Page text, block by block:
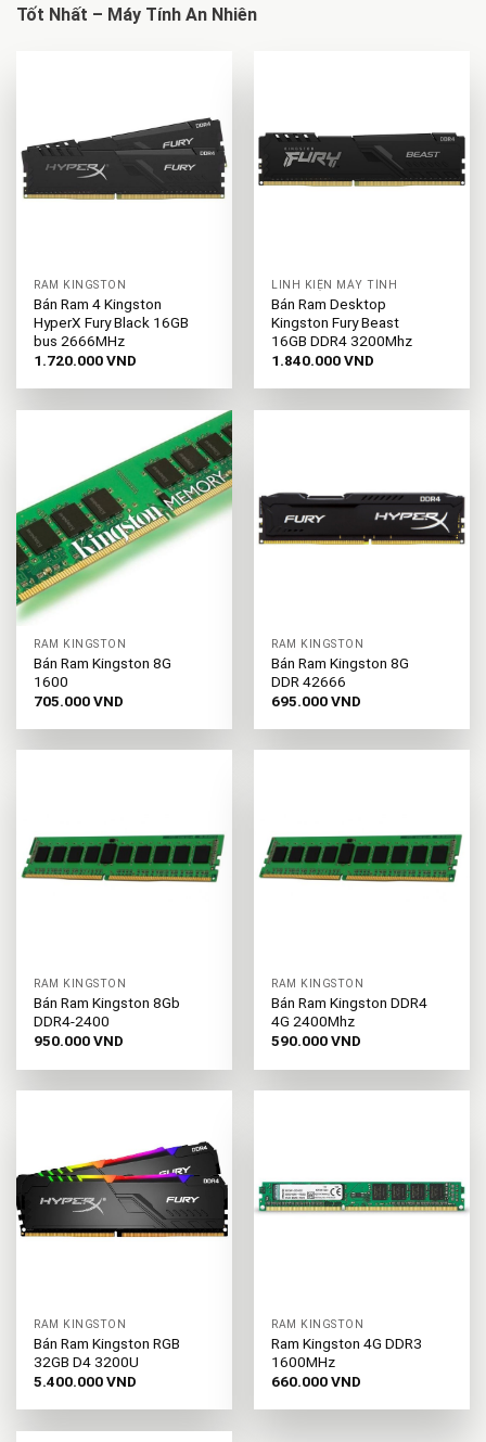
Tốt Nhất – Máy Tính An Nhiên
RAM KINGSTON
Bán Ram 4 Kingston
HyperX Fury Black 16GB
bus 2666MHz
1.720.000VND
LINH KIỆN MÁY TÍNH
Bán Ram Desktop
Kingston Fury Beast
16GB DDR4 3200Mhz
1.840.000VND
RAM KINGSTON
Bán Ram Kingston 8G
1600
705.000VND
RAM KINGSTON
Bán Ram Kingston 8G
DDR 42666
695.000VND
RAM KINGSTON
Bán Ram Kingston 8Gb
DDR4-2400
950.000VND
RAM KINGSTON
Bán Ram Kingston DDR4
4G 2400Mhz
590.000VND
RAM KINGSTON
Bán Ram Kingston RGB
32GB D4 3200U
5.400.000VND
RAM KINGSTON
Ram Kingston 4G DDR3
1600MHz
660.000VND